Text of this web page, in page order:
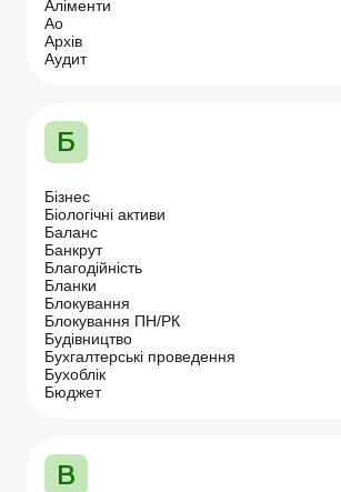
Аліменти
Ао
Архів
Аудит
Б
Бізнес
Біологічні активи
Баланс
Банкрут
Благодійність
Бланки
Блокування
Блокування ПН/РК
Будівництво
Бухгалтерські проведення
Бухоблік
Бюджет
В